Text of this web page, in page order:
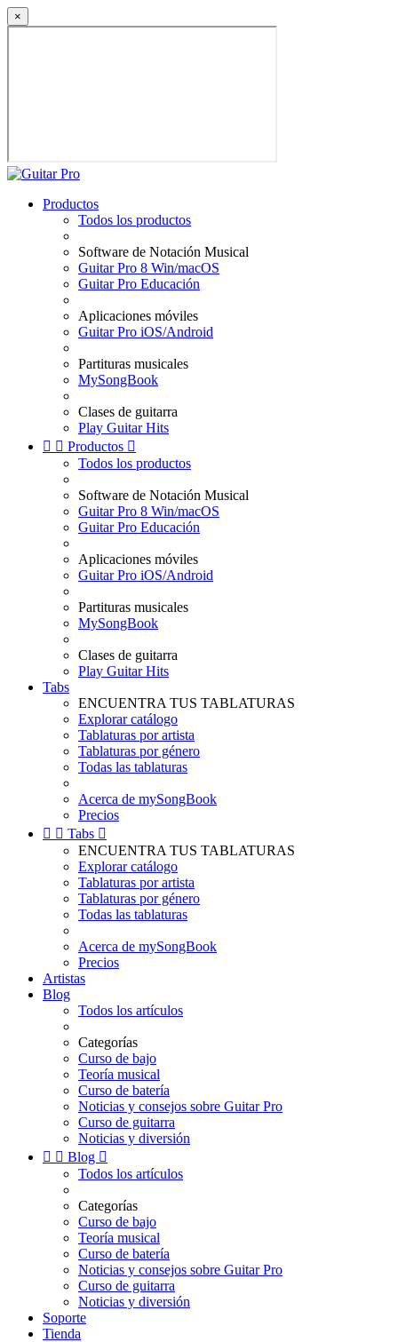
×
Productos
Todos los productos
Software de Notación Musical
Guitar Pro 8 Win/macOS
Guitar Pro Educación
Aplicaciones móviles
Guitar Pro iOS/Android
Partituras musicales
MySongBook
Clases de guitarra
Play Guitar Hits
  Productos 
Todos los productos
Software de Notación Musical
Guitar Pro 8 Win/macOS
Guitar Pro Educación
Aplicaciones móviles
Guitar Pro iOS/Android
Partituras musicales
MySongBook
Clases de guitarra
Play Guitar Hits
Tabs
ENCUENTRA TUS TABLATURAS
Explorar catálogo
Tablaturas por artista
Tablaturas por género
Todas las tablaturas
Acerca de mySongBook
Precios
  Tabs 
ENCUENTRA TUS TABLATURAS
Explorar catálogo
Tablaturas por artista
Tablaturas por género
Todas las tablaturas
Acerca de mySongBook
Precios
Artistas
Blog
Todos los artículos
Categorías
Curso de bajo
Teoría musical
Curso de batería
Noticias y consejos sobre Guitar Pro
Curso de guitarra
Noticias y diversión
  Blog 
Todos los artículos
Categorías
Curso de bajo
Teoría musical
Curso de batería
Noticias y consejos sobre Guitar Pro
Curso de guitarra
Noticias y diversión
Soporte
Tienda